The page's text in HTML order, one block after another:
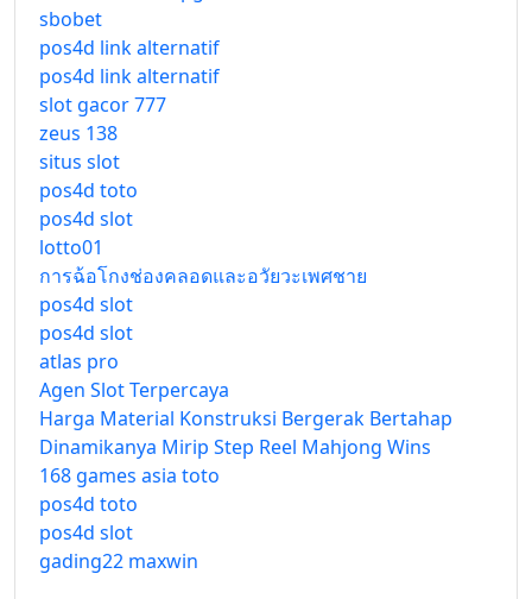
sbobet
pos4d link alternatif
pos4d link alternatif
slot gacor 777
zeus 138
situs slot
pos4d toto
pos4d slot
lotto01
การฉ้อโกงช่องคลอดและอวัยวะเพศชาย
pos4d slot
pos4d slot
atlas pro
Agen Slot Terpercaya
Harga Material Konstruksi Bergerak Bertahap
Dinamikanya Mirip Step Reel Mahjong Wins
168 games asia toto
pos4d toto
pos4d slot
gading22 maxwin